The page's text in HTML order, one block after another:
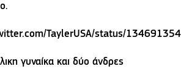
TaylerUSA/status/
γυναίκα και δύο άνδρες